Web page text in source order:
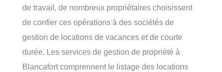
de travail, de nombreux propriétaires choisissent
de confier ces opérations à des sociétés de
gestion de locations de vacances et de courte
durée. Les services de gestion de propriété à
Blancafort comprennent le listage des locations